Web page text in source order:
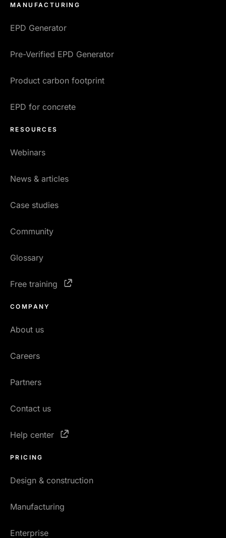
MANUFACTURING
EPD Generator
Pre-Verified EPD Generator
Product carbon footprint
EPD for concrete
RESOURCES
Webinars
News & articles
Case studies
Community
Glossary
Free training
COMPANY
About us
Careers
Partners
Contact us
Help center
PRICING
Design & construction
Manufacturing
Enterprise